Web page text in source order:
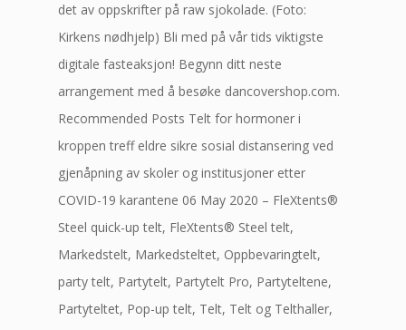
det av oppskrifter på raw sjokolade. (Foto:
Kirkens nødhjelp) Bli med på vår tids viktigste
digitale fasteaksjon! Begynn ditt neste
arrangement med å besøke dancovershop.com.
Recommended Posts Telt for hormoner i
kroppen treff eldre sikre sosial distansering ved
gjenåpning av skoler og institusjoner etter
COVID-19 karantene 06 May 2020 – FleXtents®
Steel quick-up telt, FleXtents® Steel telt,
Markedstelt, Markedsteltet, Oppbevaringtelt,
party telt, Partytelt, Partytelt Pro, Partyteltene,
Partyteltet, Pop-up telt, Telt, Telt og Telthaller,